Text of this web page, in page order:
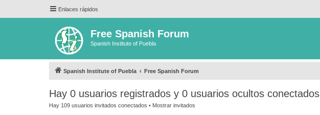
Enlaces rápidos
Free Spanish Forum
Spanish Institute of Puebla
Spanish Institute of Puebla Free Spanish Forum
Hay 0 usuarios registrados y 0 usuarios ocultos conectados
Hay 109 usuarios invitados conectados • Mostrar invitados